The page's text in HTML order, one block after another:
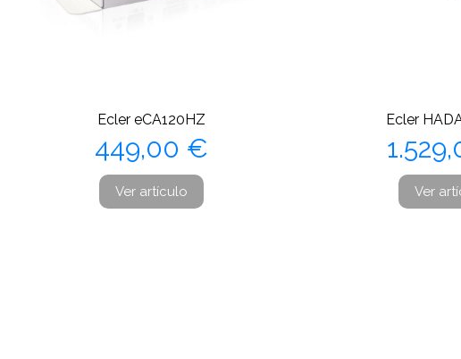
Ecler eCA120HZ
Precio
449,00 €
Ver artículo
Ecler
Ver